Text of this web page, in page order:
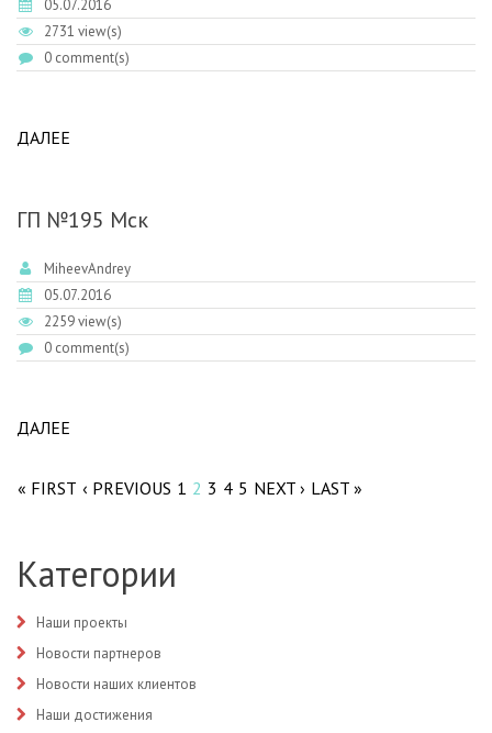
05.07.2016
2731 view(s)
0 comment(s)
ДАЛЕЕ
ГП №195 Мск
MiheevAndrey
05.07.2016
2259 view(s)
0 comment(s)
ДАЛЕЕ
« FIRST ‹ PREVIOUS 1 2 3 4 5 NEXT › LAST »
Категории
Наши проекты
Новости партнеров
Новости наших клиентов
Наши достижения